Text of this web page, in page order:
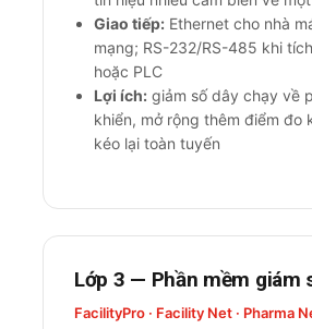
Giao tiếp: Ethernet cho nhà
mạng; RS-232/RS-485 khi
hoặc PLC
Lợi ích: giảm số dây chạy về
khiển, mở rộng thêm điểm đo
kéo lại toàn tuyến
Lớp 3 — Phần mềm giám
FacilityPro · Facility Net · Pharma